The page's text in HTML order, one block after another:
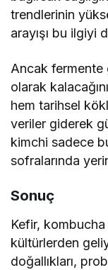
trendlerinin
arayışı bu ilgiyi
Ancak fermente
olarak
hem tarihsel
veriler giderek
kimchi sadece
sofralarında
Sonuç
Kefir,
kültürlerden
doğallıkları,